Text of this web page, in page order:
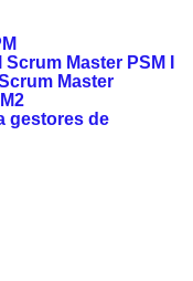
Master PSM I
Master
gestores de